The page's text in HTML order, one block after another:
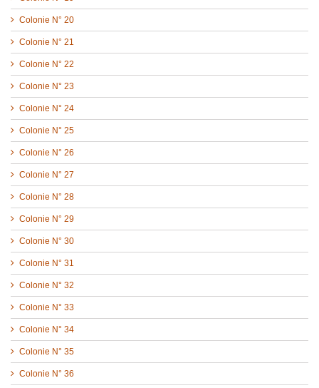
Colonie N° 20
Colonie N° 21
Colonie N° 22
Colonie N° 23
Colonie N° 24
Colonie N° 25
Colonie N° 26
Colonie N° 27
Colonie N° 28
Colonie N° 29
Colonie N° 30
Colonie N° 31
Colonie N° 32
Colonie N° 33
Colonie N° 34
Colonie N° 35
Colonie N° 36